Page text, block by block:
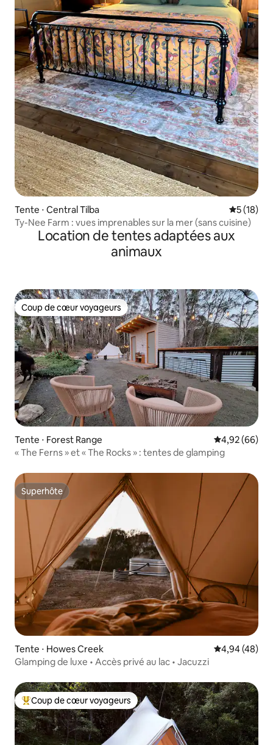
Tente ⋅ Central Tilba
5 (18)
Ty-Nee Farm : vues imprenables sur la mer (sans cuisine)
Location de tentes adaptées aux
animaux
Coup de cœur voyageurs
Coup de cœur voyageurs
Tente ⋅ Forest Range Évaluation
4,92 (66)
« The Ferns » et « The Rocks » : tentes de glamping
Superhôte
Superhôte
Tente ⋅ Howes Creek Évaluation
4,94 (48)
Glamping de luxe • Accès privé au lac • Jacuzzi
Coups de cœur voyageurs les plus appréciés
Coup de cœur voyageurs